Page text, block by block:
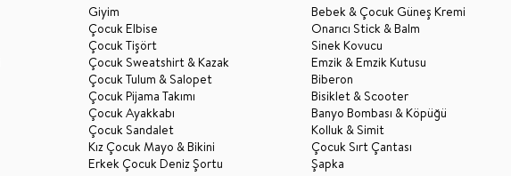
Giyim
Çocuk Elbise
Çocuk Tişört
Çocuk Sweatshirt & Kazak
Çocuk Tulum & Salopet
Çocuk Pijama Takımı
Çocuk Ayakkabı
Çocuk Sandalet
Kız Çocuk Mayo & Bikini
Erkek Çocuk Deniz Şortu
Bebek & Çocuk Güneş Kremi
Onarıcı Stick & Balm
Sinek Kovucu
Emzik & Emzik Kutusu
Biberon
Bisiklet & Scooter
Banyo Bombası & Köpüğü
Kolluk & Simit
Çocuk Sırt Çantası
Şapka